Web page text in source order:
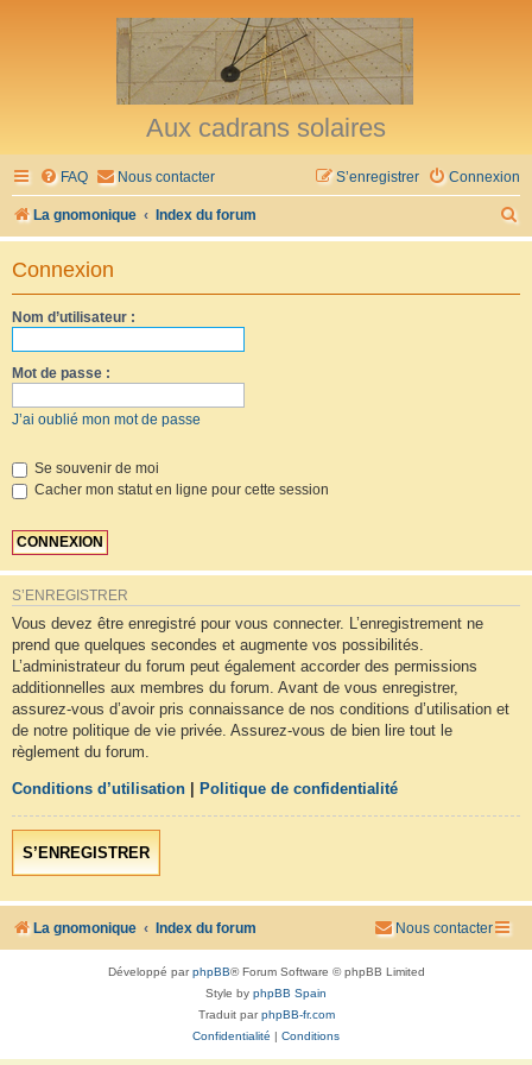
Aux cadrans solaires
FAQ Nous contacter Connexion
S’enregistrer
La gnomonique Index du forum
e
Connexion
Nom d’utilisateur :
Mot de passe :
J’ai oublié mon mot de passe
Se souvenir de moi
Cacher mon statut en ligne pour cette session
S’ENREGISTRER
Vous devez être enregistré pour vous connecter. L’enregistrement ne
prend que quelques secondes et augmente vos possibilités.
L’administrateur du forum peut également accorder des permissions
additionnelles aux membres du forum. Avant de vous enregistrer,
assurez-vous d’avoir pris connaissance de nos conditions d’utilisation et
de notre politique de vie privée. Assurez-vous de bien lire tout le
règlement du forum.
Conditions d’utilisation Politique de confidentialité
S’ENREGISTRER
La gnomonique Index du forum Nous contacter
Développé parphpBB® Forum Software © phpBB Limited
Style by phpBB Spain
Traduit parphpBB-fr.com
Confidentialité
Conditions